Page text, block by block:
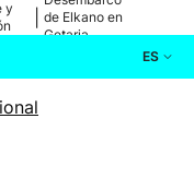
y
de Elkano en
Getaria
ES